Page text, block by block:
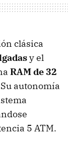
clásica
y el
RAM de 32
autonomía
5 ATM.